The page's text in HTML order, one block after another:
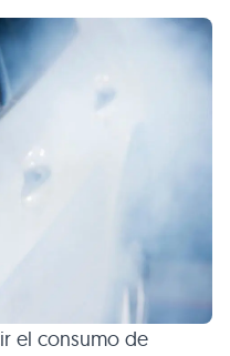
el consumo de